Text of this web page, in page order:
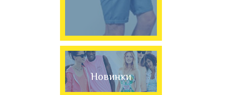
Новинки